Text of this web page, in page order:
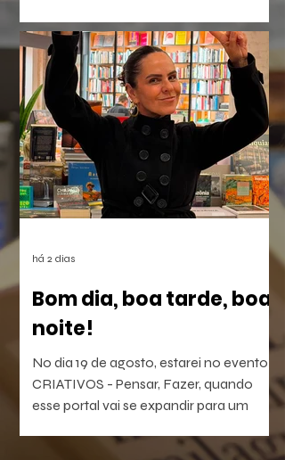
homem e em bicho. Ou dava. Muitos
têm raiva, ódio, medo. Porém não
dependem do mês em curso.
Bom dia, boa tarde, boa
noite!
No dia 19 de agosto, estarei no evento
CRIATIVOS - Pensar, Fazer, quando
esse portal vai se expandir para um
O evento será híbrido, no Colégio
há 2 dias